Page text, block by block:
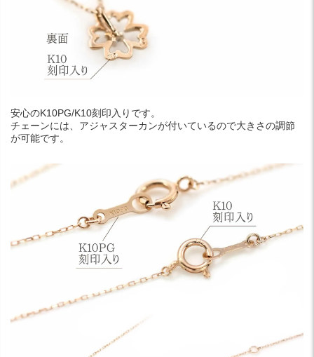
安心のK10PG/K10刻印入りです。
チェーンには、アジャスターカンが付いているので大きさの調節
が可能です。